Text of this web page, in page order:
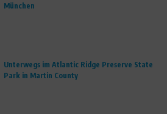
München
Unterwegs im Atlantic Ridge Preserve State
Park in Martin County